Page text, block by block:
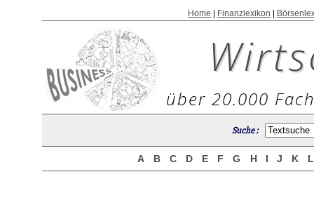
Home Finanzlexikon
über 20.000
Suche :
A B C D E F G H I J K